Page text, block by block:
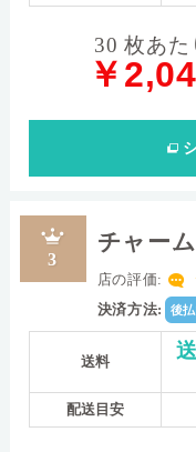
30 枚あた
￥
3
チャー
店の評価:
決済方法: 後
送料
配送目安